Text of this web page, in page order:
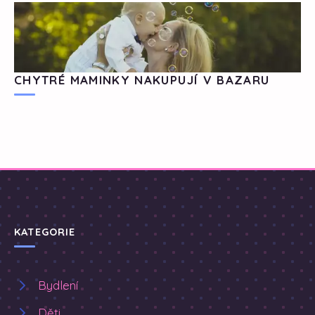
CHYTRÉ MAMINKY NAKUPUJÍ V BAZARU
KATEGORIE
Bydlení